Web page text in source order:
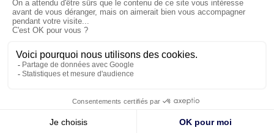
singes dans les zoos pour en tirer les plus illustres ma...
© KTO 2026 — Mentions légales